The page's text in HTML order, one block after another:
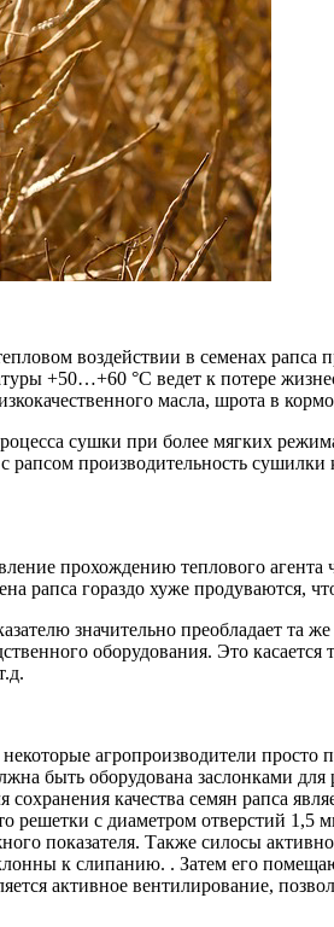
воздействии в семенах
+50…+60 °C ведет к потере
масла, шрота в
сушки при более мягких
производительность
прохождению теплового
рапса гораздо хуже продуваются,
значительно преобладает та
оборудования. Это
агропроизводители
быть оборудована заслонками
качества семян рапса
решетки с диаметром отверстий
показателя. Также силосы
к слипанию. . Затем его
активное вентилирование,